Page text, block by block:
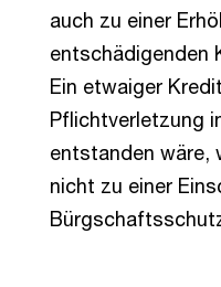
auch zu einer
entschädigenden
Ein etwaiger
Pflichtverletzung
entstanden wäre,
nicht zu einer